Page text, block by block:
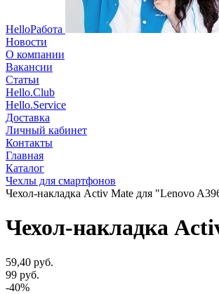
HelloРабота
Новости
О компании
Вакансии
Статьи
Hello.Club
Hello.Service
Доставка
Личный кабинет
Контакты
Главная
Каталог
Чехлы для смартфонов
Чехол-накладка Activ Mate для "Lenovo
Чехол-накладка
59,40 руб.
99 руб.
-40%